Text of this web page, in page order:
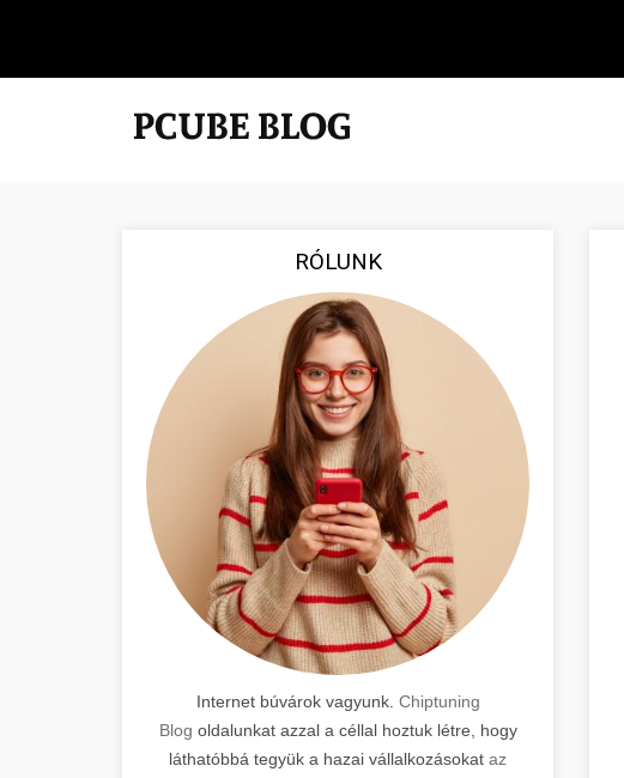
RÓLUNK
Internet búvárok vagyunk. Chiptuning
Blog oldalunkat azzal a céllal hoztuk létre, hogy
láthatóbbá tegyük a hazai vállalkozásokat az